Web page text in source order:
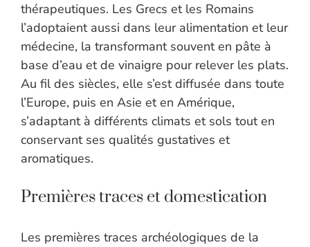
thérapeutiques. Les Grecs et les Romains
l’adoptaient aussi dans leur alimentation et leur
médecine, la transformant souvent en pâte à
base d’eau et de vinaigre pour relever les plats.
Au fil des siècles, elle s’est diffusée dans toute
l’Europe, puis en Asie et en Amérique,
s’adaptant à différents climats et sols tout en
conservant ses qualités gustatives et
aromatiques.
Premières traces et domestication
Les premières traces archéologiques de la